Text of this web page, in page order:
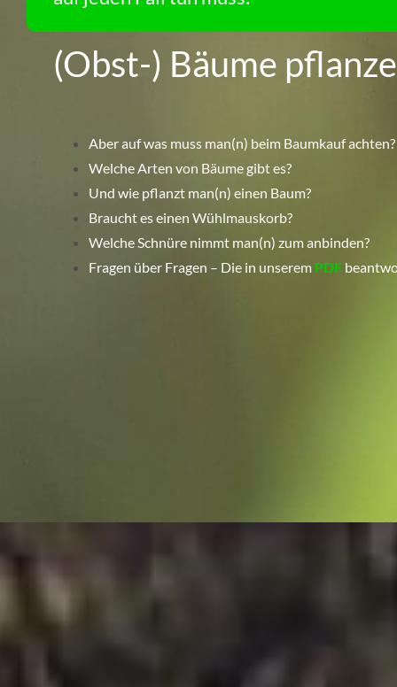
(Obst-) Bäume
Aber auf was muss man(n) beim Baumkauf achten?
Welche Arten von Bäume gibt es?
Und wie pflanzt man(n) einen Baum?
Braucht es einen Wühlmauskorb?
Welche Schnüre nimmt man(n) zum anbinden?
Fragen über Fragen – Die in unserem PDF